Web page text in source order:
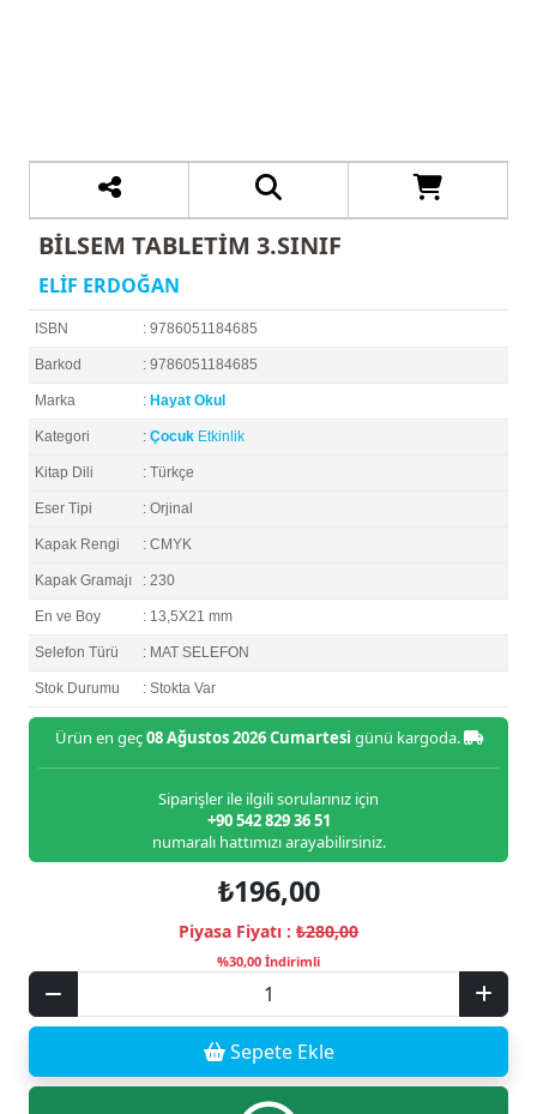
BİLSEM TABLETİM 3.SINIF
ELİF ERDOĞAN
ISBN : 9786051184685
Barkod : 9786051184685
Marka : Hayat Okul
Kategori : Çocuk Etkinlik
Kitap Dili : Türkçe
Eser Tipi : Orjinal
Kapak Rengi : CMYK
Kapak Gramajı : 230
En ve Boy : 13,5X21 mm
Selefon Türü : MAT SELEFON
Stok Durumu : Stokta Var
Ürün en geç08 Ağustos 2026 Cumartesi günü kargoda.
Siparişler ile ilgili sorularınız için
+90 542 829 36 51
numaralı hattımızı arayabilirsiniz.
₺196,00
Piyasa Fiyatı : ₺280,00
%30,00 İndirimli
Sepete Ekle